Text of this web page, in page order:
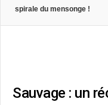
spirale du mensonge !
Sauvage : un